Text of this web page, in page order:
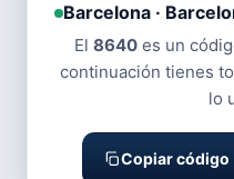
Barcelona ·
El 8640 es un
continuación tienes
lo
Copiar código